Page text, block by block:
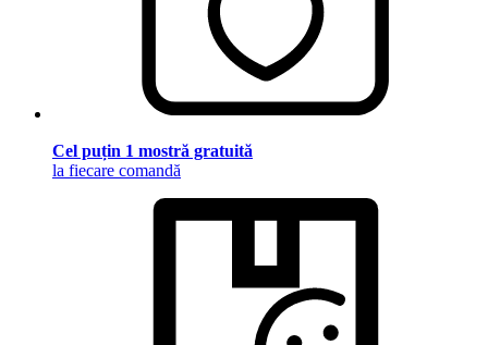
Cel puțin 1 mostră gratuită
la fiecare comandă